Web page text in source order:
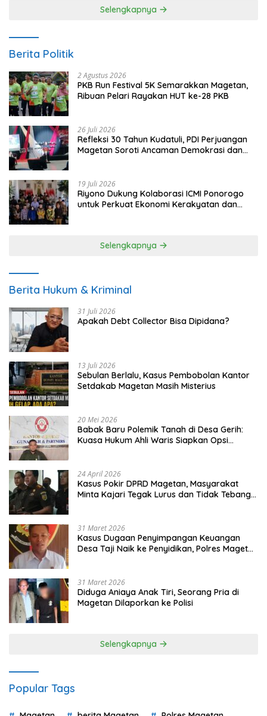
Selengkapnya
Berita Politik
2 Agustus 2026
PKB Run Festival 5K Semarakkan Magetan,
Ribuan Pelari Rayakan HUT ke-28 PKB
26 Juli 2026
Refleksi 30 Tahun Kudatuli, PDI Perjuangan
Magetan Soroti Ancaman Demokrasi dan
19 Juli 2026
Riyono Dukung Kolaborasi ICMI Ponorogo
untuk Perkuat Ekonomi Kerakyatan dan
Selengkapnya
Berita Hukum & Kriminal
31 Juli 2026
Apakah Debt Collector Bisa Dipidana?
13 Juli 2026
Sebulan Berlalu, Kasus Pembobolan Kantor
Setdakab Magetan Masih Misterius
20 Mei 2026
Babak Baru Polemik Tanah di Desa Gerih:
Kuasa Hukum Ahli Waris Siapkan Opsi
24 April 2026
Kasus Pokir DPRD Magetan, Masyarakat
Minta Kajari Tegak Lurus dan Tidak Tebang
31 Maret 2026
Kasus Dugaan Penyimpangan Keuangan
Desa Taji Naik ke Penyidikan, Polres Magetan
31 Maret 2026
Diduga Aniaya Anak Tiri, Seorang Pria di
Magetan Dilaporkan ke Polisi
Selengkapnya
Popular Tags